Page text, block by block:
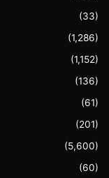
(33)
(1,286)
(1,152)
(136)
(61)
(201)
(5,600)
(60)